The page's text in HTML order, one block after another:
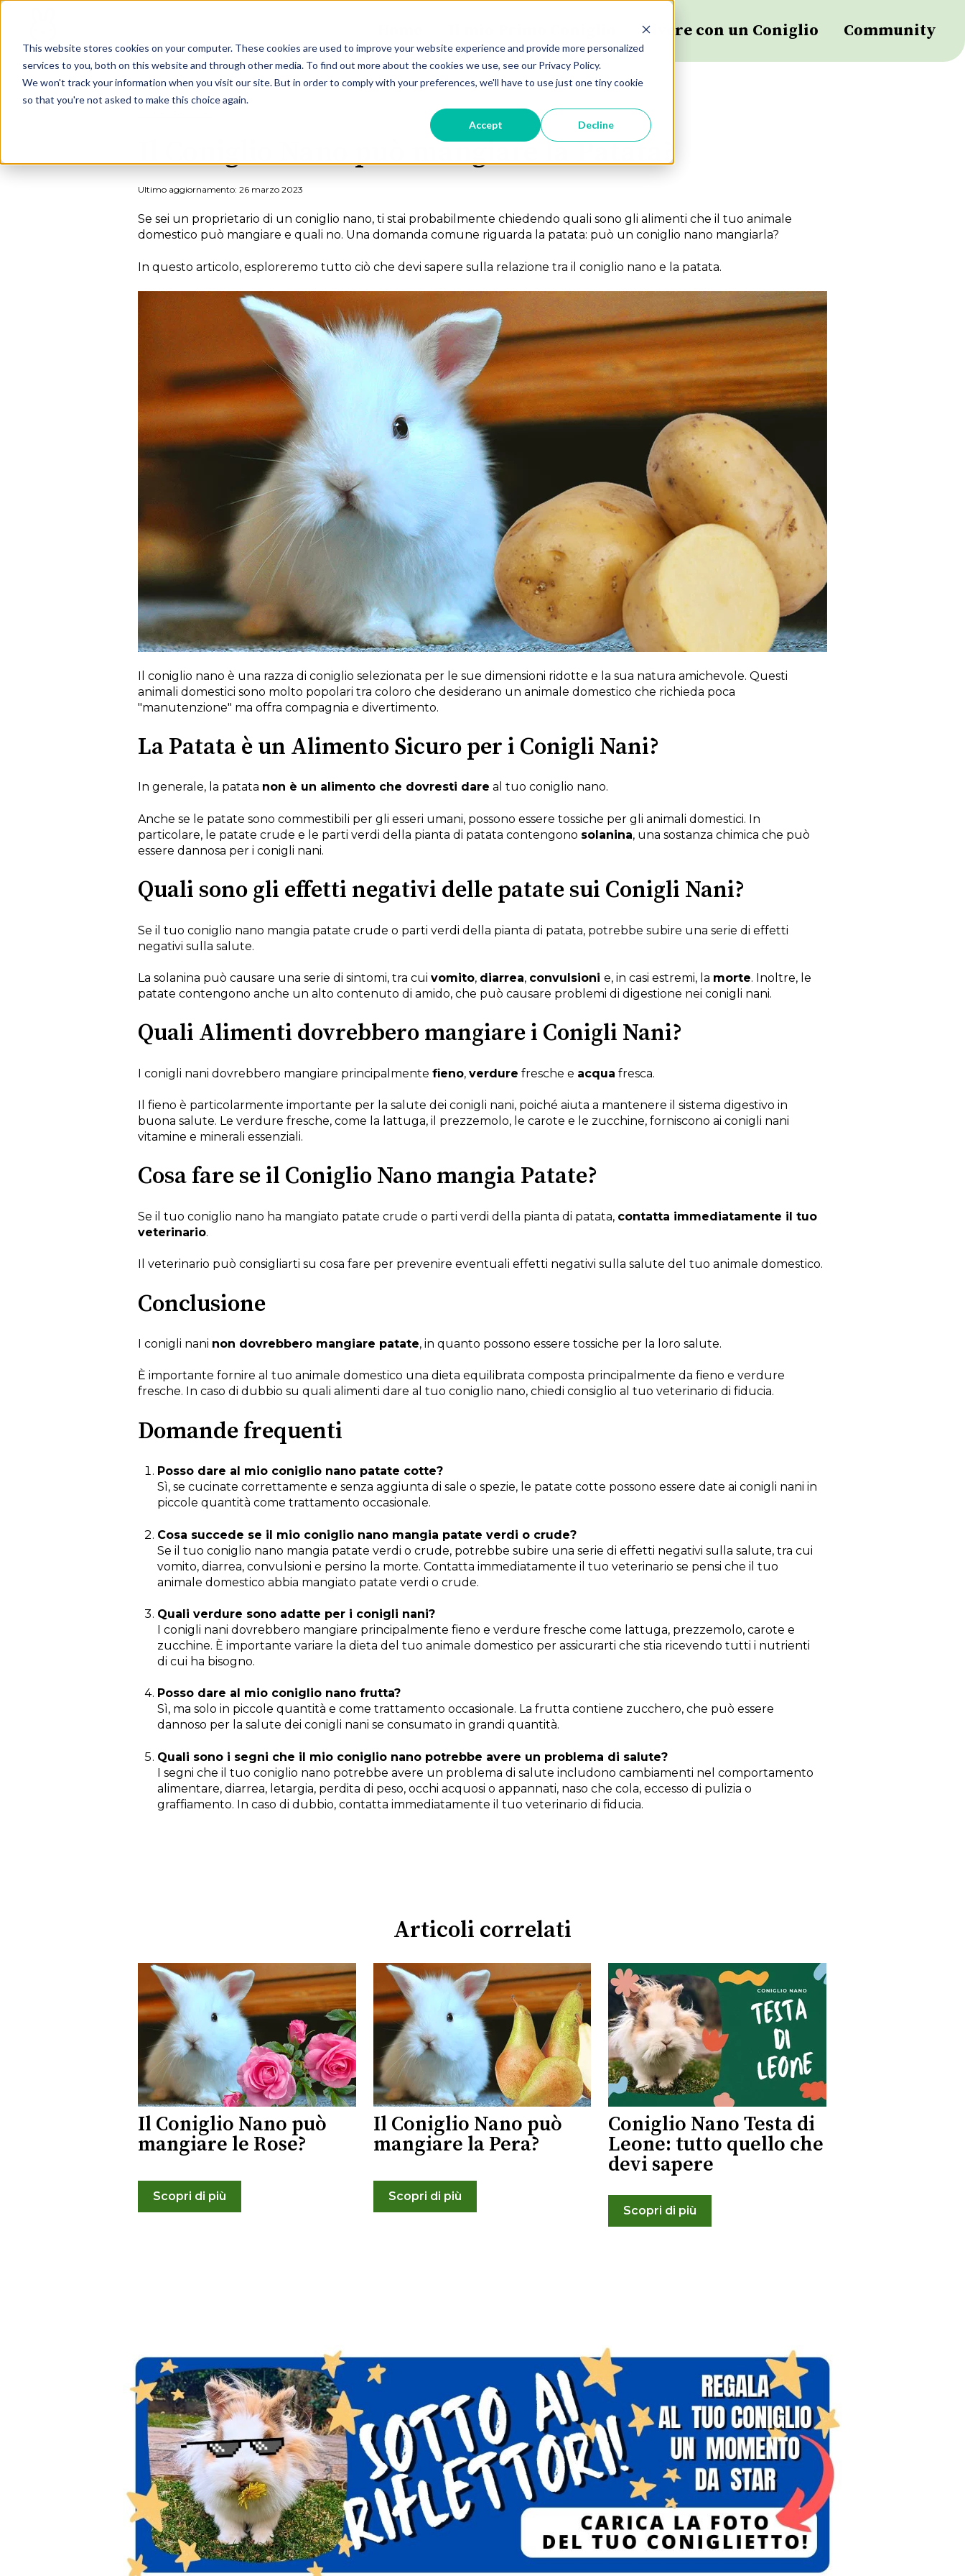
This website stores cookies on your computer. These cookies are used to improve your website experience and provide more personalized
services to you, both on this website and through other media. To find out more about the cookies we use, see our Privacy Policy.
We won't track your information when you visit our site. But in order to comply with your preferences, we'll have to use just one tiny cookie
so that you're not asked to make this choice again.
Accept Decline
Vivere con un Coniglio Community
Il Coniglio Nano può mangiare la Patata?
Ultimo aggiornamento: 26 marzo 2023
Se sei un proprietario di un coniglio nano, ti stai probabilmente chiedendo quali sono gli alimenti che il tuo animale
domestico può mangiare e quali no. Una domanda comune riguarda la patata: può un coniglio nano mangiarla?
In questo articolo, esploreremo tutto ciò che devi sapere sulla relazione tra il coniglio nano e la patata.
Il coniglio nano è una razza di coniglio selezionata per le sue dimensioni ridotte e la sua natura amichevole. Questi
animali domestici sono molto popolari tra coloro che desiderano un animale domestico che richieda poca
"manutenzione" ma offra compagnia e divertimento.
La Patata è un Alimento Sicuro per i Conigli Nani?
In generale, la patata non è un alimento che dovresti dare al tuo coniglio nano.
Anche se le patate sono commestibili per gli esseri umani, possono essere tossiche per gli animali domestici. In
particolare, le patate crude e le parti verdi della pianta di patata contengono solanina, una sostanza chimica che può
essere dannosa per i conigli nani.
Quali sono gli effetti negativi delle patate sui Conigli Nani?
Se il tuo coniglio nano mangia patate crude o parti verdi della pianta di patata, potrebbe subire una serie di effetti
negativi sulla salute.
La solanina può causare una serie di sintomi, tra cui vomito, diarrea, convulsioni e, in casi estremi, la morte. Inoltre, le
patate contengono anche un alto contenuto di amido, che può causare problemi di digestione nei conigli nani.
Quali Alimenti dovrebbero mangiare i Conigli Nani?
I conigli nani dovrebbero mangiare principalmente fieno, verdure fresche e acqua fresca.
Il fieno è particolarmente importante per la salute dei conigli nani, poiché aiuta a mantenere il sistema digestivo in
buona salute. Le verdure fresche, come la lattuga, il prezzemolo, le carote e le zucchine, forniscono ai conigli nani
vitamine e minerali essenziali.
Cosa fare se il Coniglio Nano mangia Patate?
Se il tuo coniglio nano ha mangiato patate crude o parti verdi della pianta di patata, contatta immediatamente il tuo
veterinario.
Il veterinario può consigliarti su cosa fare per prevenire eventuali effetti negativi sulla salute del tuo animale domestico.
Conclusione
I conigli nani non dovrebbero mangiare patate, in quanto possono essere tossiche per la loro salute.
È importante fornire al tuo animale domestico una dieta equilibrata composta principalmente da fieno e verdure
fresche. In caso di dubbio su quali alimenti dare al tuo coniglio nano, chiedi consiglio al tuo veterinario di fiducia.
Domande frequenti
Posso dare al mio coniglio nano patate cotte?
Sì, se cucinate correttamente e senza aggiunta di sale o spezie, le patate cotte possono essere date ai conigli nani in
piccole quantità come trattamento occasionale.
Cosa succede se il mio coniglio nano mangia patate verdi o crude?
Se il tuo coniglio nano mangia patate verdi o crude, potrebbe subire una serie di effetti negativi sulla salute, tra cui
vomito, diarrea, convulsioni e persino la morte. Contatta immediatamente il tuo veterinario se pensi che il tuo
animale domestico abbia mangiato patate verdi o crude.
Quali verdure sono adatte per i conigli nani?
I conigli nani dovrebbero mangiare principalmente fieno e verdure fresche come lattuga, prezzemolo, carote e
zucchine. È importante variare la dieta del tuo animale domestico per assicurarti che stia ricevendo tutti i nutrienti
di cui ha bisogno.
Posso dare al mio coniglio nano frutta?
Sì, ma solo in piccole quantità e come trattamento occasionale. La frutta contiene zucchero, che può essere
dannoso per la salute dei conigli nani se consumato in grandi quantità.
Quali sono i segni che il mio coniglio nano potrebbe avere un problema di salute?
I segni che il tuo coniglio nano potrebbe avere un problema di salute includono cambiamenti nel comportamento
alimentare, diarrea, letargia, perdita di peso, occhi acquosi o appannati, naso che cola, eccesso di pulizia o
graffiamento. In caso di dubbio, contatta immediatamente il tuo veterinario di fiducia.
Articoli correlati
Il Coniglio Nano può
mangiare le Rose?
Scopri di più
Il Coniglio Nano può
mangiare la Pera?
Scopri di più
Coniglio Nano Testa di
Leone: tutto quello che
devi sapere
Scopri di più